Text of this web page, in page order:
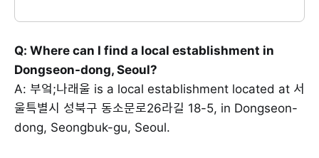
Q: Where can I find a local establishment in
Dongseon-dong, Seoul?
A: 부엌;나래울 is a local establishment located at 서
울특별시 성북구 동소문로26라길 18-5, in Dongseon-
dong, Seongbuk-gu, Seoul.